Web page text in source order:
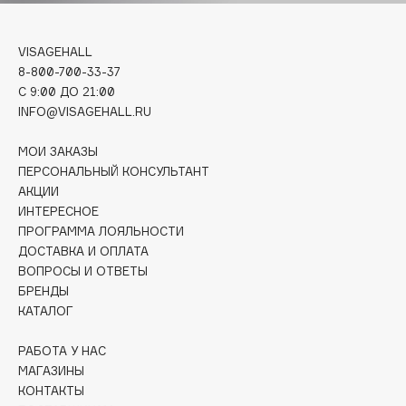
CosRX
Cottolina
Curaprox
D
d'Alba
DABO
DARLING*
Darphin
Davines
VISAGEHALL
8-800-700-33-37
C 9:00 ДО 21:00
INFO@VISAGEHALL.RU
МОИ ЗАКАЗЫ
ПЕРСОНАЛЬНЫЙ КОНСУЛЬТАНТ
АКЦИИ
ИНТЕРЕСНОЕ
ПРОГРАММА ЛОЯЛЬНОСТИ
ДОСТАВКА И ОПЛАТА
ВОПРОСЫ И ОТВЕТЫ
БРЕНДЫ
КАТАЛОГ
РАБОТА У НАС
МАГАЗИНЫ
КОНТАКТЫ